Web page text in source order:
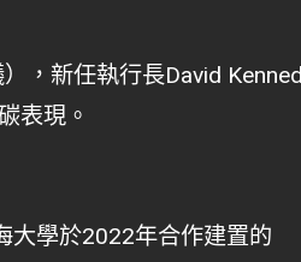
，新任執行長David
表現。
大學於2022年合作建置的